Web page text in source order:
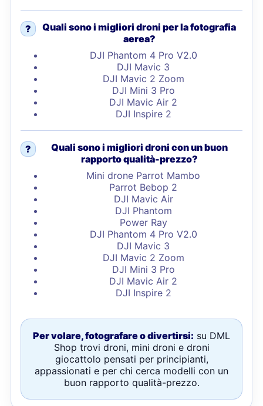
?
Quali sono i migliori droni per la fotografia
aerea?
DJI Phantom 4 Pro V2.0
DJI Mavic 3
DJI Mavic 2 Zoom
DJI Mini 3 Pro
DJI Mavic Air 2
DJI Inspire 2
?
Quali sono i migliori droni con un buon
rapporto qualità-prezzo?
Mini drone Parrot Mambo
Parrot Bebop 2
DJI Mavic Air
DJI Phantom
Power Ray
DJI Phantom 4 Pro V2.0
DJI Mavic 3
DJI Mavic 2 Zoom
DJI Mini 3 Pro
DJI Mavic Air 2
DJI Inspire 2
Per volare, fotografare o divertirsi: su DML
Shop trovi droni, mini droni e droni
giocattolo pensati per principianti,
appassionati e per chi cerca modelli con un
buon rapporto qualità-prezzo.